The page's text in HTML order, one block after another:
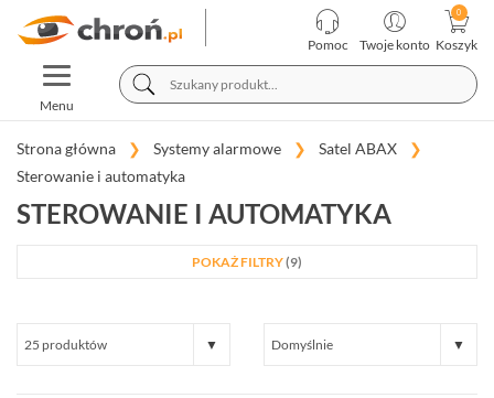
Pomoc Twoje konto Koszyk
TOGGLE
NAVIGATION
Menu
KATEGORIE
PRODUCENCI
TELEWIZJA
PRZEMYSŁOWA
ALARMOWE
INTEGRA
Strona główna Systemy alarmowe
Satel ABAX
Sterowanie i automatyka
STEROWANIE I AUTOMATYKA
POKAŻ FILTRY(9)